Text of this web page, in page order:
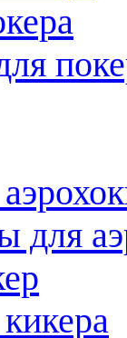
для